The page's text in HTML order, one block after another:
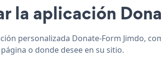
la aplicación
personalizada Donate-Form Jimdo,
o donde desee en su sitio.